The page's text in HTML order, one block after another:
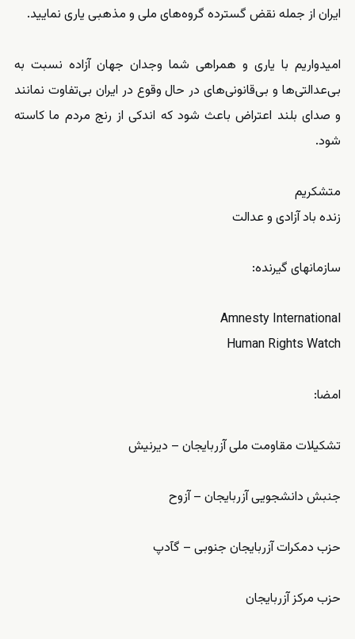
ایران از جمله نقض گسترده گروه‌های ملی و مذهبی یاری نمایید.
امیدواریم با یاری و همراهی شما وجدان جهان آزاده نسبت به
بی‌عدالتی‌ها و بی‌قانونی‌های در حال وقوع در ایران بی‌تفاوت نمانند
و صدای بلند اعتراض باعث شود که اندکی از رنج مردم ما کاسته
شود.
متشکریم
زنده باد آزادی و عدالت
سازمانهای گیرنده:
Amnesty International
Human Rights Watch
امضا:
تشکیلات مقاومت ملی آزربایجان – دیرنیش
جنبش دانشجویی آزربایجان – آزوح
حزب دمکرات آزربایجان جنوبی – گآدپ
حزب مرکز آزربایجان